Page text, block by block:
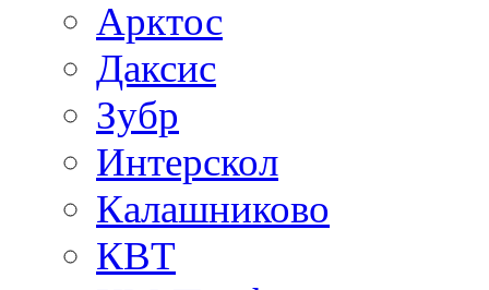
Арктос
Даксис
Зубр
Интерскол
Калашниково
КВТ